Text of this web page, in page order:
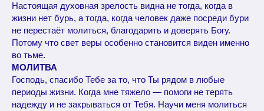
Настоящая духовная зрелость видна не тогда, когда в
жизни нет бурь, а тогда, когда человек даже посреди бури
не перестаёт молиться, благодарить и доверять Богу.
Потому что свет веры особенно становится виден именно
во тьме.
МОЛИТВА
Господь, спасибо Тебе за то, что Ты рядом в любые
периоды жизни. Когда мне тяжело — помоги не терять
надежду и не закрываться от Тебя. Научи меня молиться